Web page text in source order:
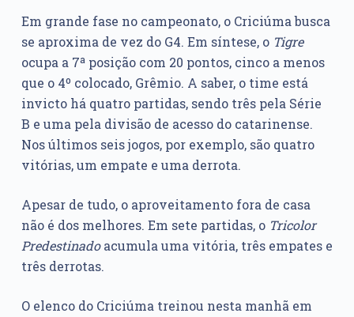
Em grande fase no campeonato, o Criciúma busca
se aproxima de vez do G4. Em síntese, o Tigre
ocupa a 7ª posição com 20 pontos, cinco a menos
que o 4º colocado, Grêmio. A saber, o time está
invicto há quatro partidas, sendo três pela Série
B e uma pela divisão de acesso do catarinense.
Nos últimos seis jogos, por exemplo, são quatro
vitórias, um empate e uma derrota.
Apesar de tudo, o aproveitamento fora de casa
não é dos melhores. Em sete partidas, o Tricolor
Predestinadoacumula uma vitória, três empates e
três derrotas.
O elenco do Criciúma treinou nesta manhã em